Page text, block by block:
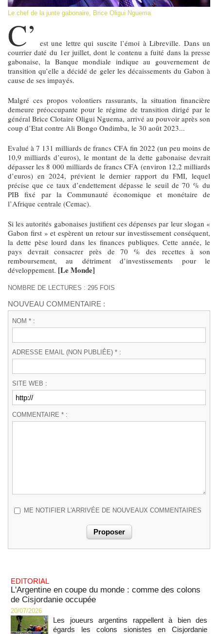
Le chef de la junte gabonaire, Brice Oligui Nguema
C’
est une lettre qui suscite l’émoi à Libreville. Dans un
courrier daté du 1er juillet, dont le contenu a fuité dans la presse
gabonaise, la Banque mondiale indique au gouvernement de
transition qu’elle a décidé de geler les décaissements du Gabon à
cause de ses impayés.
Malgré ces propos volontiers rassurants, la situation financière
demeure préoccupante pour le régime de transition dirigé par le
général Brice Clotaire Oligui Nguema, arrivé au pouvoir après son
coup d’Etat contre Ali Bongo Ondimba, le 30 août 2023...
Evalué à 7 131 milliards de francs CFA fin 2022 (un peu moins de
10,9 milliards d’euros), le montant de la dette gabonaise devrait
dépasser les 8 000 milliards de francs CFA (environ 12,2 milliards
d’euros) en 2024, prévient le dernier rapport du FMI, lequel
précise que ce taux d’endettement dépasse le seuil de 70 % du
PIB fixé par la Communauté économique et monétaire de
l’Afrique centrale (Cemac).
Si les autorités gabonaises justifient ces dépenses par leur slogan «
Gabon first » et espèrent un retour sur investissement conséquent,
la dette pèse lourd dans les finances publiques. Cette année, le
pays devrait consacrer près de 70 % des recettes à son
remboursement, au détriment d’investissements pour le
développement. [Le Monde]
NOMBRE DE LECTURES : 295 FOIS
NOUVEAU COMMENTAIRE :
NOM * :
ADRESSE EMAIL (NON PUBLIÉE) * :
SITE WEB :
COMMENTAIRE * :
ME NOTIFIER L'ARRIVÉE DE NOUVEAUX COMMENTAIRES
EDITORIAL
L'Argentine en coupe du monde : comme des colons
de Cisjordanie occupée
20/07/2026
Les joueurs argentins rappellent à bien des
égards les colons sionistes en Cisjordanie